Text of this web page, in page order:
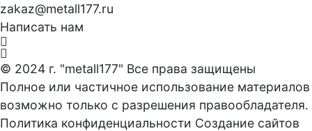
zakaz@metall177.ru
Написать нам
© 2024 г. "metall177" Все права защищены
Полное или частичное использование материалов
возможно только с разрешения правообладателя.
Политика конфиденциальности Создание сайтов